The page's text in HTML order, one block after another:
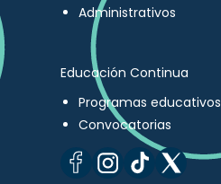
Administrativos
Educación Continua
Programas educativos
Convocatorias